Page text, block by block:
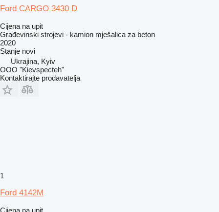
Ford CARGO 3430 D
Cijena na upit
Građevinski strojevi - kamion mješalica za beton
2020
Stanje novi
Ukrajina, Kyiv
OOO "Kievspecteh"
Kontaktirajte prodavatelja
1
Ford 4142M
Cijena na upit